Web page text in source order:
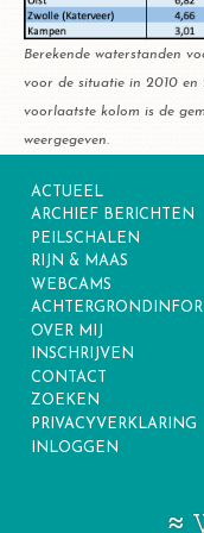
Berekende waterstanden
voor de situatie in 2010 en
voorlaatste kolom is de
weergegeven.
ACTUEEL
ARCHIEF BERICHTEN
PEILSCHALEN
RIJN & MAAS
WEBCAMS
OVER MIJ
INSCHRIJVEN
CONTACT
ZOEKEN
PRIVACYVERKLARING
INLOGGEN